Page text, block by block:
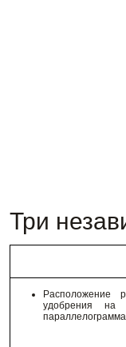
Три
Расположение
удобрения на